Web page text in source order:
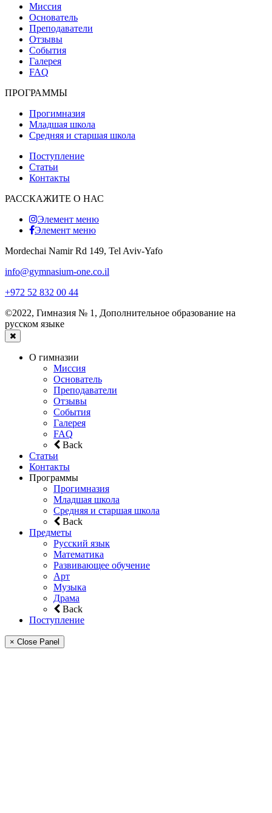
Миссия
Основатель
Преподаватели
Отзывы
События
Галерея
FAQ
ПРОГРАММЫ
Прогимназия
Младшая школа
Средняя и старшая школа
Поступление
Статьи
Контакты
РАССКАЖИТЕ О НАС
Элемент меню
Элемент меню
Mordechai Namir Rd 149, Tel Aviv-Yafo
info@gymnasium-one.co.il
+972 52 832 00 44
©2022, Гимназия № 1, Дополнительное образование на
русском языке
О гимназии
Миссия
Основатель
Преподаватели
Отзывы
События
Галерея
FAQ
Back
Статьи
Контакты
Программы
Прогимназия
Младшая школа
Средняя и старшая школа
Back
Предметы
Русский язык
Математика
Развивающее обучение
Арт
Музыка
Драма
Back
Поступление
× Close Panel